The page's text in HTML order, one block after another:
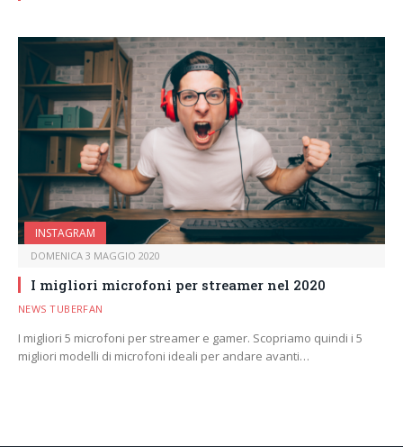
INSTAGRAM
DOMENICA 3 MAGGIO 2020
I migliori microfoni per streamer nel 2020
NEWS TUBERFAN
I migliori 5 microfoni per streamer e gamer. Scopriamo quindi i 5
migliori modelli di microfoni ideali per andare avanti…